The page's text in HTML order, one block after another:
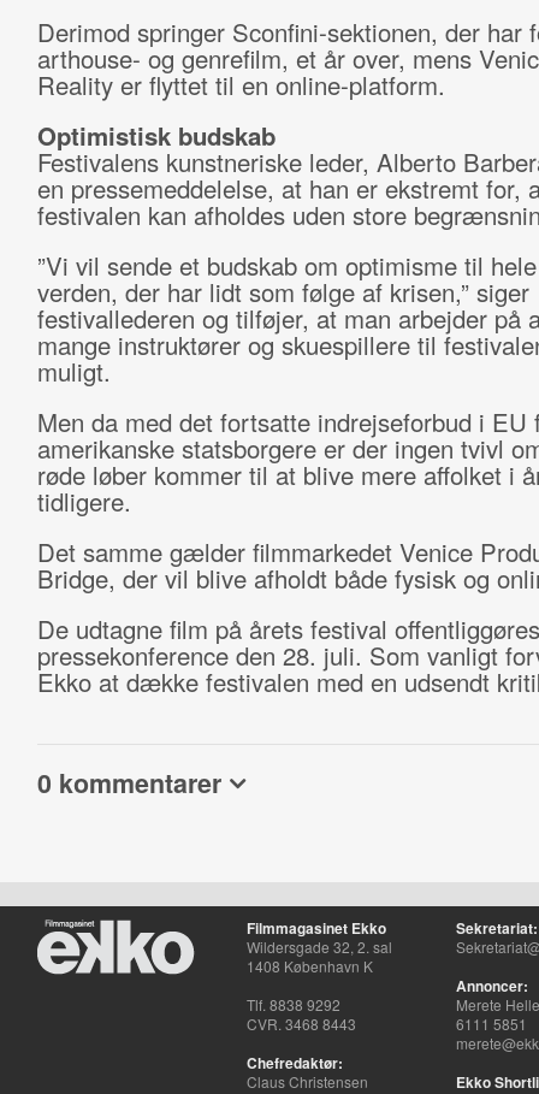
Derimod springer Sconfini-sektionen, der har
arthouse- og genrefilm, et år over, mens
Reality er flyttet til en online-platform.
Optimistisk budskab
Festivalens kunstneriske leder, Alberto
en pressemeddelelse, at han er ekstremt for,
festivalen kan afholdes uden store
”Vi vil sende et budskab om optimisme til
verden, der har lidt som følge af krisen,” siger
festivallederen og tilføjer, at man arbejder på
mange instruktører og skuespillere til
muligt.
Men da med det fortsatte indrejseforbud i EU
amerikanske statsborgere er der ingen tvivl
røde løber kommer til at blive mere affolket i
tidligere.
Det samme gælder filmmarkedet Venice
Bridge, der vil blive afholdt både fysisk og
De udtagne film på årets festival
pressekonference den 28. juli. Som vanligt
Ekko at dække festivalen med en udsendt
0 kommentarer
Filmmagasinet Ekko
Wildersgade 32, 2. sal
1408 København K
Tlf. 8838 9292
CVR. 3468 8443
Chefredaktør:
Claus Christensen
Sekretariat:
Annoncer:
Merete
6111 5851
Ekko